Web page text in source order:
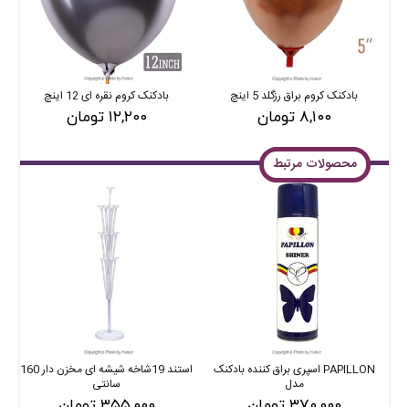
بادکنک کروم براق رزگلد 5 اینچ
۸,۱۰۰ تومان
بادکنک کروم نقره ای 12 اینچ
۱۲,۲۰۰ تومان
محصولات مرتبط
PAPILLON اسپری براق کننده بادکنک
مدل
استند 19شاخه شیشه ای مخزن دار 160
سانتی